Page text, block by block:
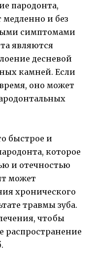
пародонта,
и без
симптомами
являются
десневой
камней. Если
оно может
быстрое и
которое
и отечностью
может
хронического
травмы зуба.
чтобы
распространение